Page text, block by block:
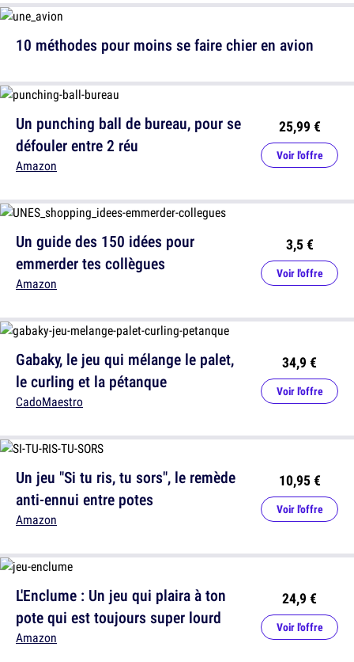
Un punching ball de bureau, pour se
défouler entre 2 réu
Amazon
25,99 €
Voir l'offre
Gabaky, le jeu qui mélange le palet,
le curling et la pétanque
CadoMaestro
34,9 €
Voir l'offre
L'Enclume : Un jeu qui plaira à ton
pote qui est toujours super lourd
Amazon
24,9 €
Voir l'offre
10 méthodes pour moins se faire chier en avion
Un guide des 150 idées pour
emmerder tes collègues
Amazon
3,5 €
Voir l'offre
Un jeu "Si tu ris, tu sors", le remède
anti-ennui entre potes
Amazon
10,95 €
Voir l'offre